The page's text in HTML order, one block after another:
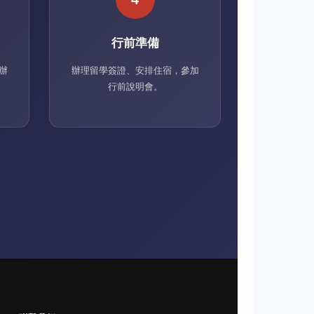
行前準備
辦理留學簽證、安排住宿，參加
行前說明會。